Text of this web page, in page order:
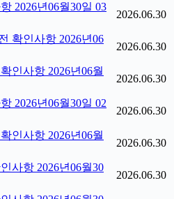
2026년06월30일 03
2026.06.30
확인사항 2026년06
2026.06.30
인사항 2026년06월
2026.06.30
2026년06월30일 02
2026.06.30
인사항 2026년06월
2026.06.30
사항 2026년06월30
2026.06.30